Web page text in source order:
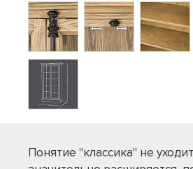
Понятие "классика" не